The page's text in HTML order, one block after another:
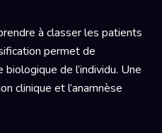
à classer les patients
permet de
de l’individu. Une
clinique et l’anamnèse